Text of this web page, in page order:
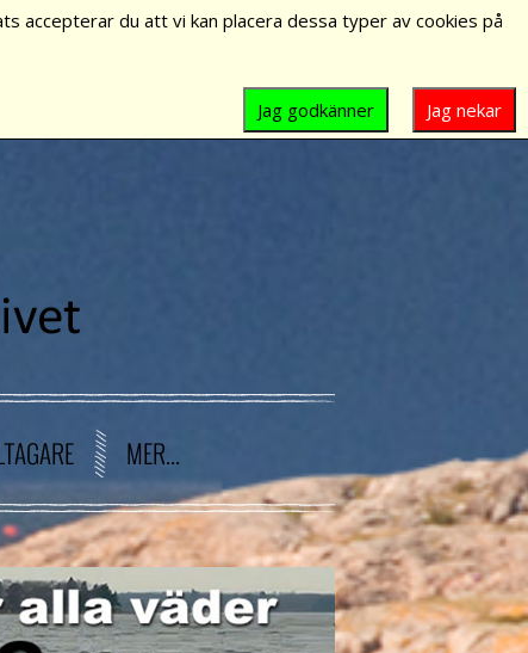
MER...
accepterar du att vi kan placera dessa typer av cookies på
Jag nekar
Jag godkänner